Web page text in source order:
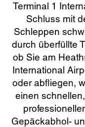
Terminal 1
Schluss mit
Schleppen
durch überfüllte
ob Sie am
International
oder abfliegen,
einen
Gepäckabhol-